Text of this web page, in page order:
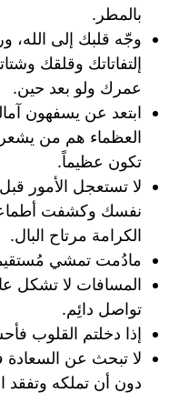
بالمطر.
‏وجّه قلبك إلى الله،
إلتفاتاتك وقلقك
عمرك ولو بعد حين.
ابتعد عن يسفهون
العظماء هم من
تكون عظيماً.
لا تستعجل الأمور
نفسك وكشفت
الكرامة مرتاح البال.
مادُمت تمشي مُستقيماً
‏المسافات لا تشكل
تواصل دائِم.
إذا دخلتم القلوب
لا تبحث عن
دون أن تملكه وتفقد